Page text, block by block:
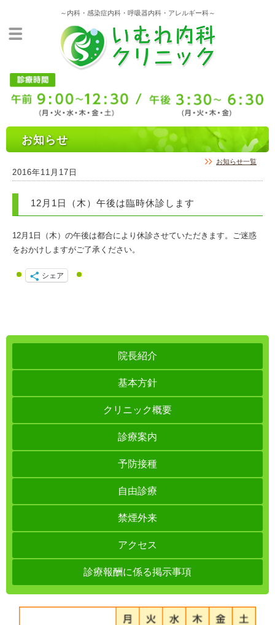
～内科・感染症内科・呼吸器内科・アレルギー科～
お知らせ
お知らせ一覧
2016年11月17日
12月1日（木）午後は臨時休診します
12月1日（木）の午後は都合により休診させていただきます。ご迷惑
をおかけしますがご了承ください。
シェア
院長紹介
基本方針
クリニック概要
診療案内
予防接種
自由診療
禁煙外来
アクセス
診療報酬に係る掲示事項